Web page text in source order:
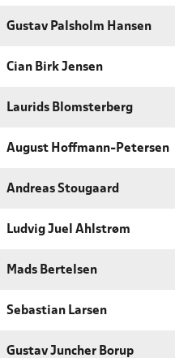
Gustav Palsholm Hansen
Cian Birk Jensen
Laurids Blomsterberg
August Hoffmann-Petersen
Andreas Stougaard
Ludvig Juel Ahlstrøm
Mads Bertelsen
Sebastian Larsen
Gustav Juncher Borup